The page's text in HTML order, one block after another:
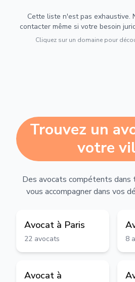
Cette liste n'est pas exhaustive.
contacter même si votre besoin
Cliquez sur un domaine pour
Trouvez un
votre
Des avocats compétents dans
vous accompagner dans vos
Avocat à Paris
22 avocats 8
Avocat à